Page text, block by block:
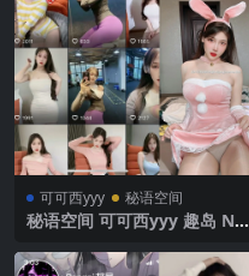
可可西yyy 秘语空间
秘语空间 可可西yyy 趣岛 NO.
完整版